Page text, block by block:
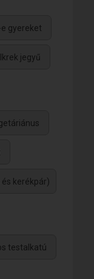
gyereket
Ikrek jegyű
kerékpár)
testalkatú